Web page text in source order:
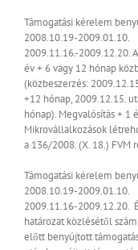
Támogatási kérelem
2008.10.19-2009.01.10.
2009.11.16.-2009.12.20.
év + 6 vagy 12 hónap
(közbeszerzés:
+12 hónap, 2009.12.15.
hónap). Megvalósítás + 1
Mikrovállalkozások
a 136/2008. (X. 18.) FVM
Támogatási kérelem
2008.10.19-2009.01.10.
2009.11.16-2009.12.20.
határozat közlésétől
előtt benyújtott